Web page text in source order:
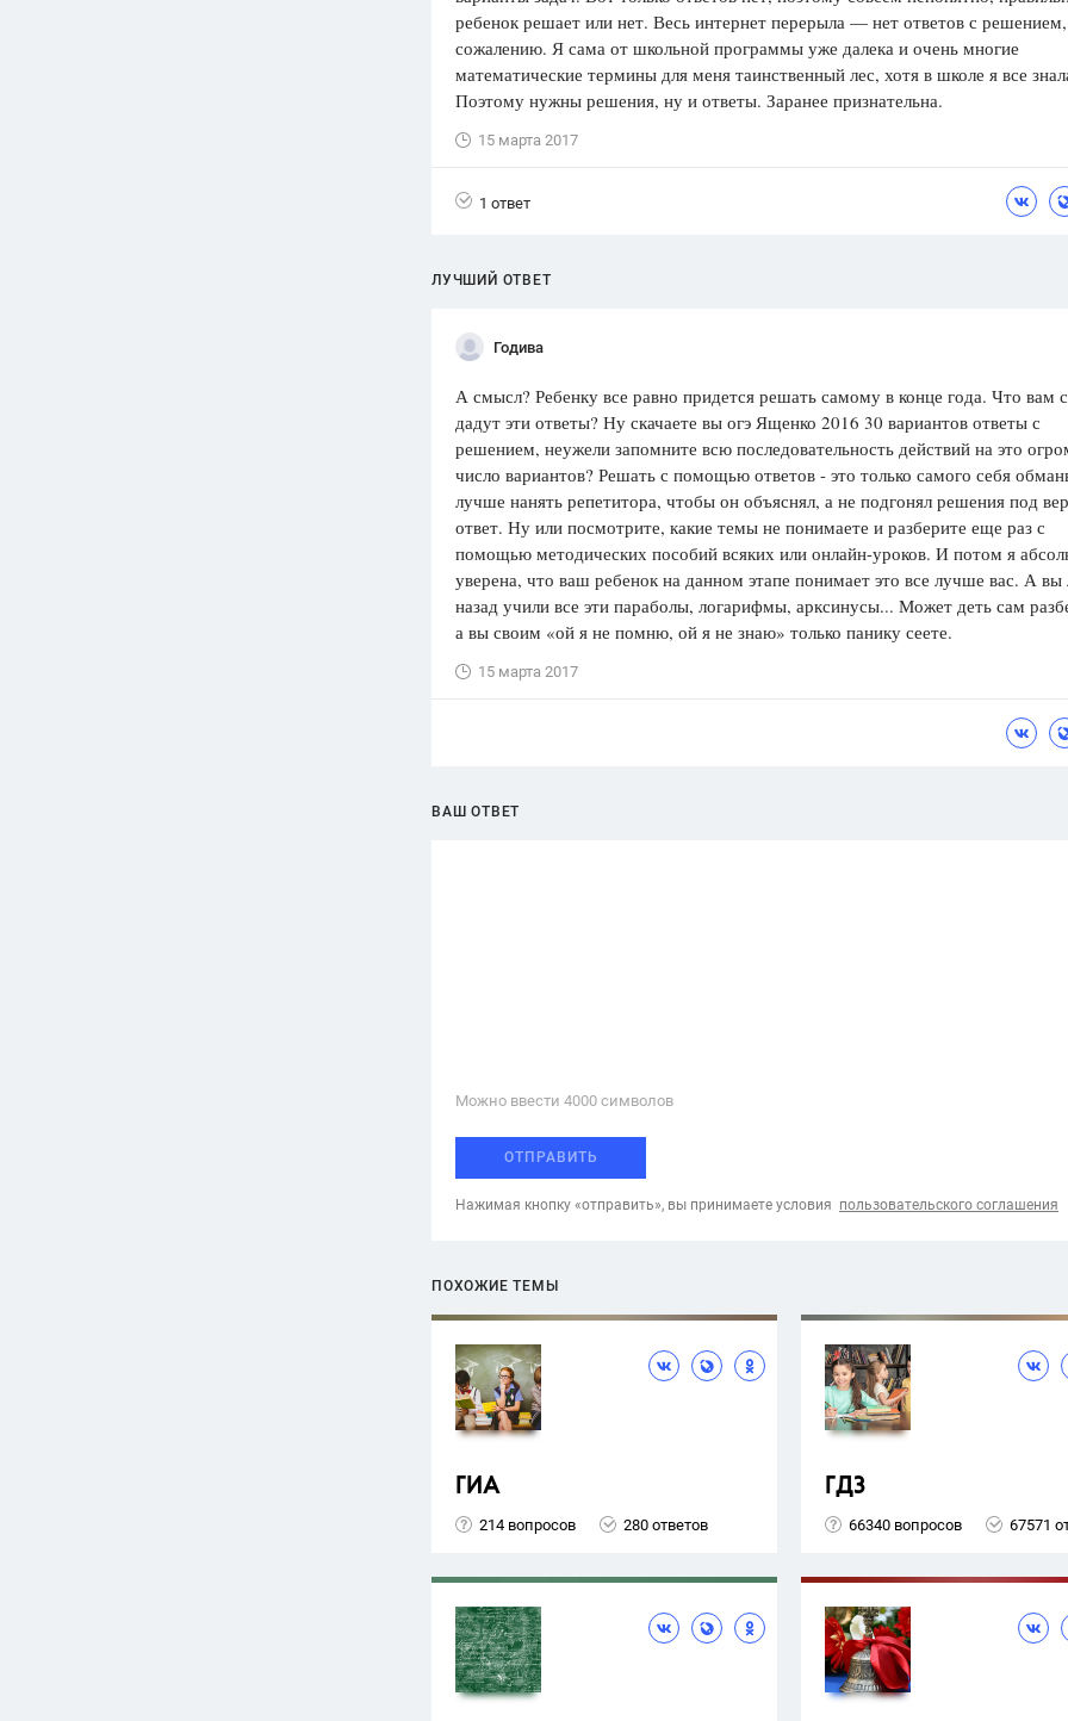
Олимпиады
ответа
1551 ответ
Цветков Л. А.
Психология
Отношения, Любовь,
ребенок решает или нет. Весь интернет перерыла — нет ответов с
сожалению. Я сама от школьной программы уже далека и очень многие
математические термины для меня таинственный лес, хотя в школе я все
Поэтому нужны решения, ну и ответы. Заранее признательна.
15 марта 2017
1 ответ
ЛУЧШИЙ ОТВЕТ
Годива
А смысл? Ребенку все равно придется решать самому в конце года. Что вам
дадут эти ответы? Ну скачаете вы огэ Ященко 2016 30 вариантов ответы с
решением, неужели запомните всю последовательность действий на это
число вариантов? Решать с помощью ответов - это только самого себя
лучше нанять репетитора, чтобы он объяснял, а не подгонял решения под
ответ. Ну или посмотрите, какие темы не понимаете и разберите еще раз с
помощью методических пособий всяких или онлайн-уроков. И потом я
уверена, что ваш ребенок на данном этапе понимает это все лучше вас. А вы
назад учили все эти параболы, логарифмы, арксинусы... Может деть сам
а вы своим «ой я не помню, ой я не знаю» только панику сеете.
15 марта 2017
ВАШ ОТВЕТ
Можно ввести 4000 cимволов
ОТПРАВИТЬ
Нажимая кнопку «отправить», вы принимаете условия пользовательского соглашения
ПОХОЖИЕ ТЕМЫ
ГИА
214 вопросов 280 ответов
ГДЗ
66340 вопросов 67571